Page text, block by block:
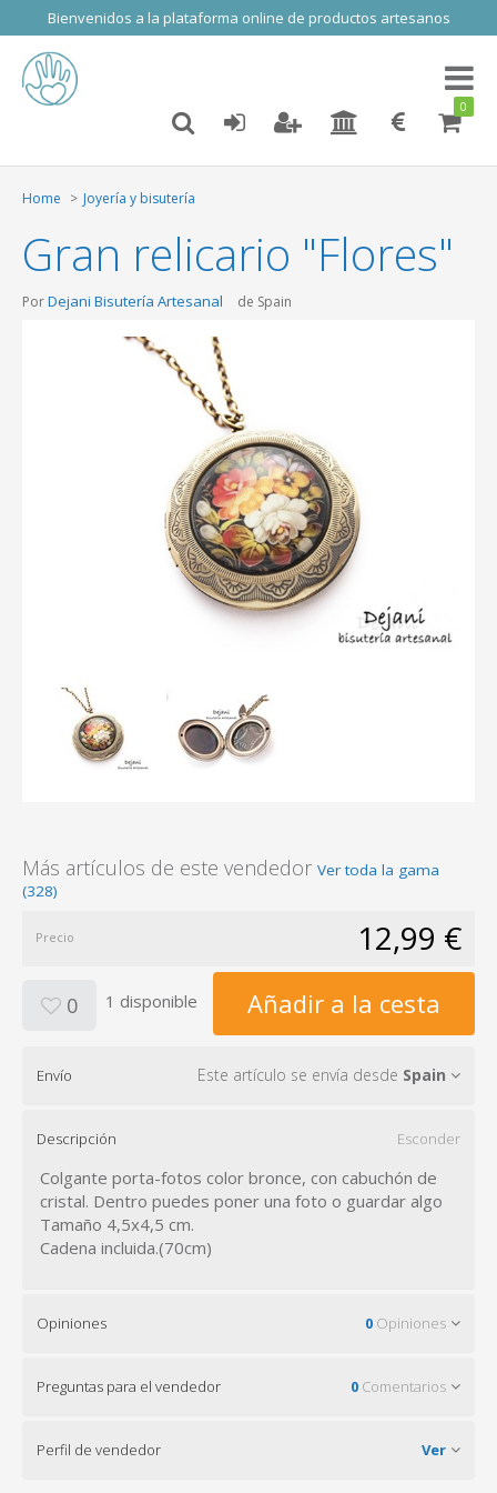
Bienvenidos a la plataforma online de productos artesanos
Toggle
0
Home Joyería y bisutería
Gran relicario "Flores"
PorDejani Bisutería Artesanal de Spain
Más artículos de este vendedor Ver toda la gama
(328)
Precio 12,99 €
0 1 disponible Añadir a la cesta
Envío Este artículo se envía desde Spain
Descripción Esconder
Colgante porta-fotos color bronce, con cabuchón de
cristal. Dentro puedes poner una foto o guardar algo
Tamaño 4,5x4,5 cm.
Cadena incluida.(70cm)
Opiniones 0 Opiniones
Preguntas para el vendedor 0 Comentarios
Perfil de vendedor Ver